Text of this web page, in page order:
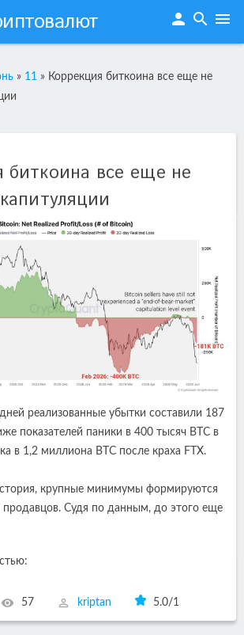
person search menu
» 11 » Коррекция биткоина все еще не
биткоина все еще не
реализованные убытки составили 187
показателей паники в 400 тысяч BTC в
в 1,2 миллиона BTC после краха FTX.
крупные минимумы формируются
продавцов. Судя по данным, до этого еще
57 kriptan 5.0/1